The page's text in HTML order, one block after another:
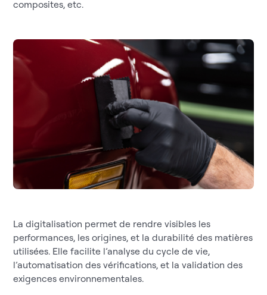
composites, etc.
La digitalisation permet de rendre visibles les
performances, les origines, et la durabilité des matières
utilisées. Elle facilite l’analyse du cycle de vie,
l’automatisation des vérifications, et la validation des
exigences environnementales.